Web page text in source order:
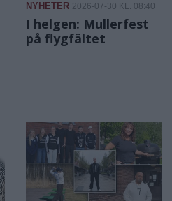
NYHETER 2026-07-30 KL. 08:40
I helgen: Mullerfest
på flygfältet